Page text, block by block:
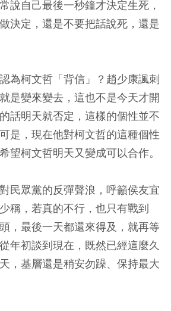
說自己最後一秒鐘才決定生死，
決定，還是不要把話說死，還是
為柯文哲「背信」？趙少康諷刺
是變來變去，這也不是今天才開
話明天就否定，這樣的個性並不
是，現在他對柯文哲的這種個性
望柯文哲明天又變成可以合作。
民眾黨的反彈聲浪，呼籲侯友宜
稱，若真的不行，也只有戰到
，最後一天都還來得及，就再等
年初談到現在，既然已經這麼久
，基層還是稍安勿躁、保持最大